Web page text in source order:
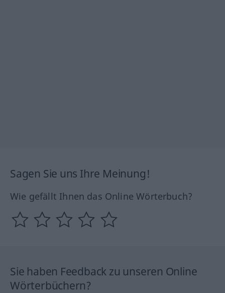
Sagen Sie uns Ihre Meinung!
Wie gefällt Ihnen das Online Wörterbuch?
Sie haben Feedback zu unseren Online
Wörterbüchern?